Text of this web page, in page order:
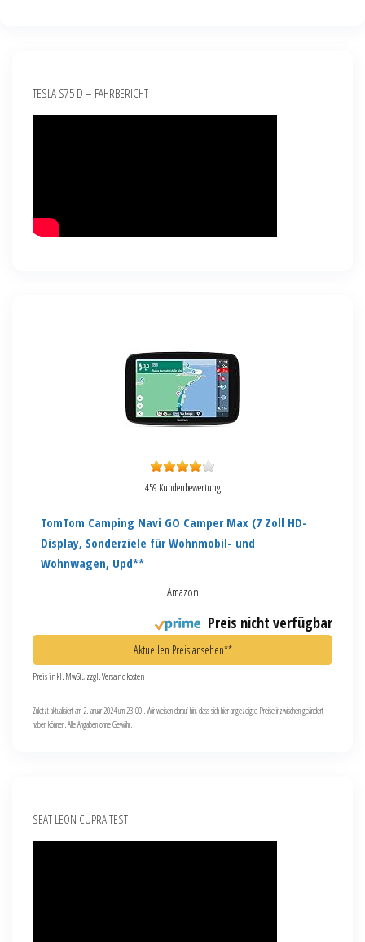
TESLA S75 D – FAHRBERICHT
459 Kundenbewertung
TomTom Camping Navi GO Camper Max (7 Zoll HD-
Display, Sonderziele für Wohnmobil- und
Wohnwagen, Upd**
Amazon
Preis nicht verfügbar
Aktuellen Preis ansehen**
Preis inkl. MwSt., zzgl. Versandkosten
Zuletzt aktualisiert am 2. Januar 2024 um 23:00 . Wir weisen darauf hin, dass sich hier angezeigte Preise inzwischen geändert
haben können. Alle Angaben ohne Gewähr.
SEAT LEON CUPRA TEST